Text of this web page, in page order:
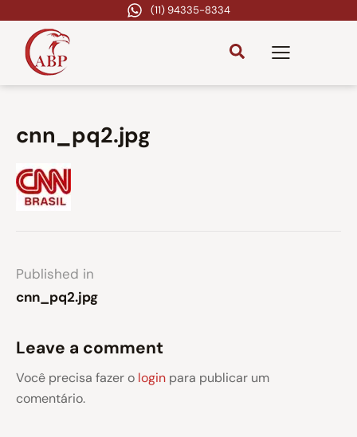
(11) 94335-8334
cnn_pq2.jpg
Published in
cnn_pq2.jpg
Leave a comment
Você precisa fazer o login para publicar um
comentário.